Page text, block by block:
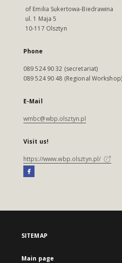
of Emilia Sukertowa-Biedrawina
ul. 1 Maja 5
10-117 Olsztyn
Phone
089 524 90 32 (secretariat)
089 524 90 48 (Regional Workshop)
E-Mail
wmbc@wbp.olsztyn.pl
Visit us!
https://www.wbp.olsztyn.pl/
SITEMAP
Main page